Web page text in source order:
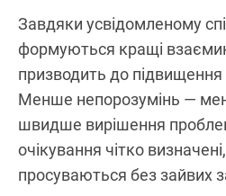
Завдяки усвідомленому
формуються кращі
призводить до підвищення
Менше непорозумінь —
швидше вирішення
очікування чітко
просуваються без зайвих